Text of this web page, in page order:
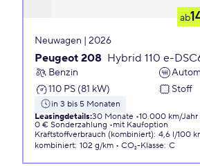
ab
Neuwagen | 2026
Peugeot 208 Hybrid 110 e-
Benzin
110 PS (81 kW)
Stoff
in 3 bis 5 Monaten
Leasingdetails:30 Monate 10.000 km/Jahr
0 € Sonderzahlung
mit Kaufoption
Kraftstoffverbrauch (kombiniert): 4,6 l/100
kombiniert: 102 g/km CO₂-Klasse: C